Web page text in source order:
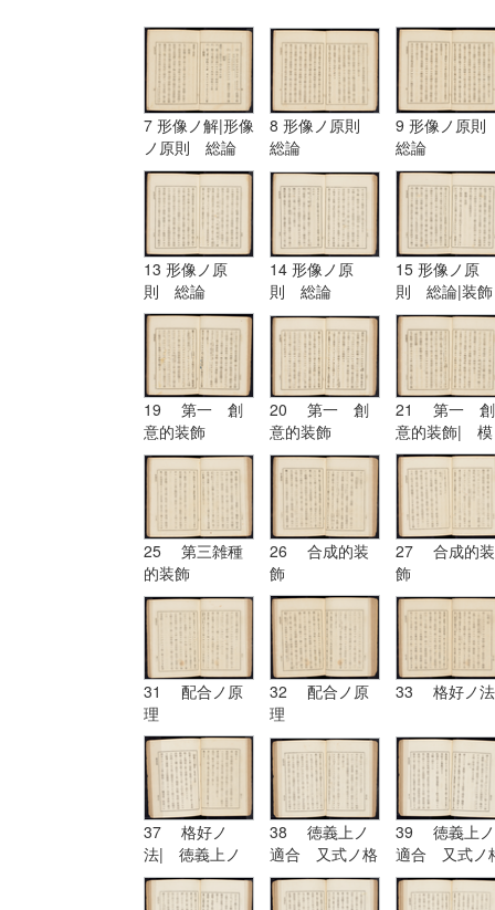
7 形像ノ解|形像
ノ原則 総論
8 形像ノ原則
総論
9 形像ノ原
総論
13 形像ノ原
則 総論
14 形像ノ原
則 総論
15 形像ノ原
則 総論|装飾
ノ原理
19 第一 創
意的装飾
20 第一 創
意的装飾
21 第一 創
意的装飾| 模
擬的装飾
25 第三雑種
的装飾
26 合成的装
飾
27 合成的装
飾
31 配合ノ原
理
32 配合ノ原
理
33 格好ノ法
37 格好ノ
法| 徳義上ノ
適合 又式ノ格
好
38 徳義上ノ
適合 又式ノ格
好
39 徳義上ノ
適合 又式ノ
好| 形